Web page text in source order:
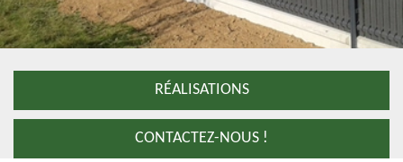
RÉALISATIONS
CONTACTEZ-NOUS !